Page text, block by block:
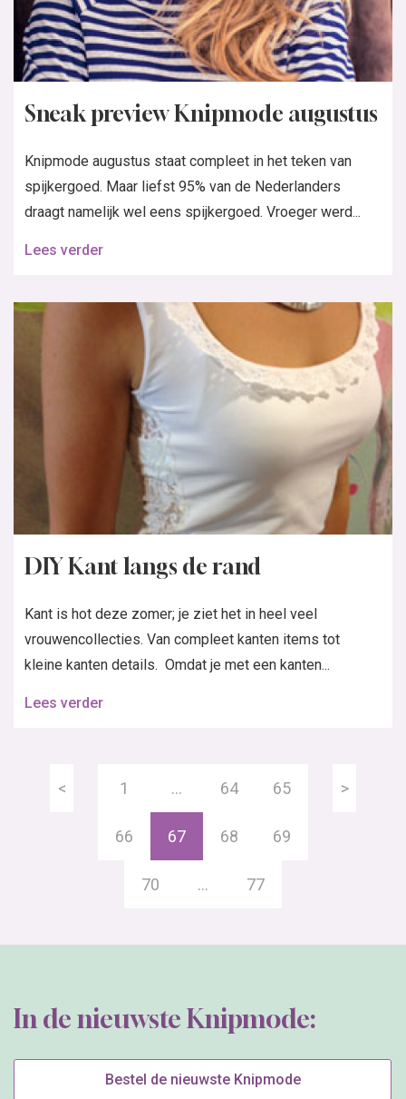
Sneak preview Knipmode augustus
Knipmode augustus staat compleet in het teken van
spijkergoed. Maar liefst 95% van de Nederlanders
draagt namelijk wel eens spijkergoed. Vroeger werd...
Lees verder
DIY Kant langs de rand
Kant is hot deze zomer; je ziet het in heel veel
vrouwencollecties. Van compleet kanten items tot
kleine kanten details. Omdat je met een kanten...
Lees verder
< 1 … 64 65
66 67 68 69
70 … 77
>
In de nieuwste Knipmode:
Bestel de nieuwste Knipmode